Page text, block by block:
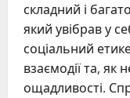
складний і
який увібрав у
соціальний
взаємодії та, як
ощадливості.